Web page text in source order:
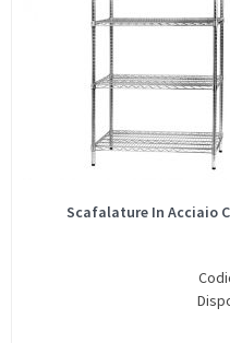
Scafalature In Acciaio